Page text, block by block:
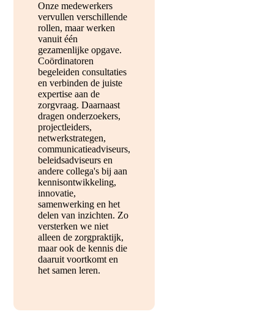
Onze medewerkers
vervullen verschillende
rollen, maar werken
vanuit één
gezamenlijke opgave.
Coördinatoren
begeleiden consultaties
en verbinden de juiste
expertise aan de
zorgvraag. Daarnaast
dragen onderzoekers,
projectleiders,
netwerkstrategen,
communicatieadviseurs,
beleidsadviseurs en
andere collega's bij aan
kennisontwikkeling,
innovatie,
samenwerking en het
delen van inzichten. Zo
versterken we niet
alleen de zorgpraktijk,
maar ook de kennis die
daaruit voortkomt en
het samen leren.